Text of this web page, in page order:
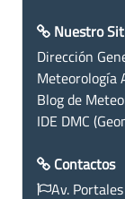
Nuestro
Dirección
Meteorología
Blog de
IDE DMC
Contactos
Av.